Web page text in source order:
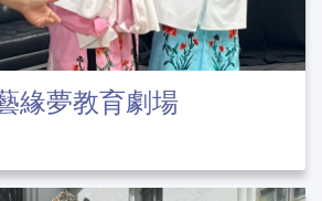
緣夢教育劇場